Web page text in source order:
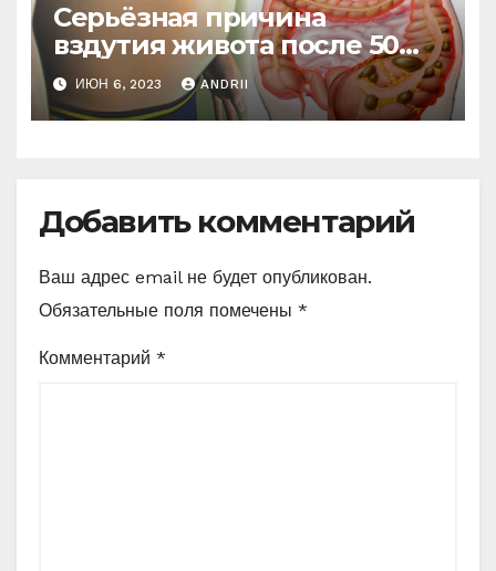
Серьёзная причина
вздутия живота после 50
лет. Многие обращают на
это внимание, когда
становится поздно!
ИЮН 6, 2023 ANDRII
Добавить комментарий
Ваш адрес email не будет опубликован.
Обязательные поля помечены *
Комментарий *